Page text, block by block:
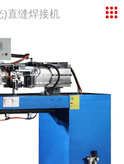
)直缝焊接机